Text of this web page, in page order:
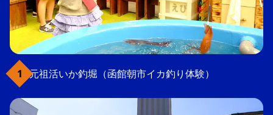
元祖活いか釣堀（函館朝市イカ釣り体験）